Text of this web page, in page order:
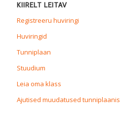
KIIRELT LEITAV
Registreeru huviringi
Huviringid
Tunniplaan
Stuudium
Leia oma klass
Ajutised muudatused tunniplaanis